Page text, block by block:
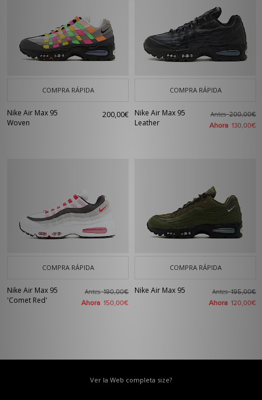
COMPRA RÁPIDA
Nike Air Max 95
Woven
200,00€
COMPRA RÁPIDA
Nike Air Max 95
Leather
Antes200,00€
Ahora 130,00€
COMPRA RÁPIDA
Nike Air Max 95
'Comet Red'
Antes190,00€
Ahora 150,00€
COMPRA RÁPIDA
Nike Air Max 95 Antes195,00€
Ahora 120,00€
Ver la Web completa size?